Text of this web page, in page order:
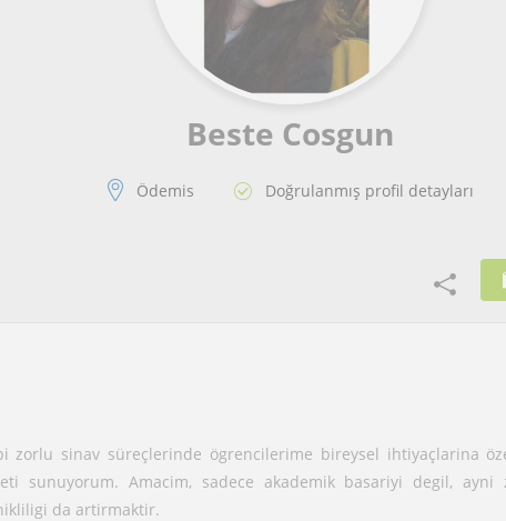
Beste Cosgun
Ödemis Doğrulanmış profil detayları
zorlu sinav süreçlerinde ögrencilerime bireysel ihtiyaçlarina
sunuyorum. Amacim, sadece akademik basariyi degil, ayni
da artirmaktir.